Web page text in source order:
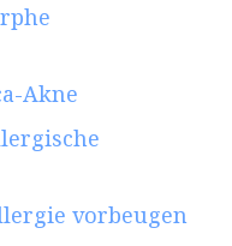
Akne
vorbeugen